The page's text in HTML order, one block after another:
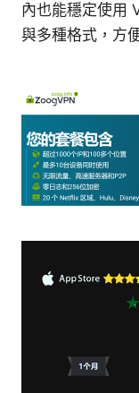
內也能穩定使用
與多種格式，方